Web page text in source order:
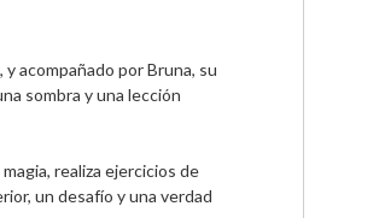
acompañado por Bruna, su
sombra y una lección
realiza ejercicios de
un desafío y una verdad